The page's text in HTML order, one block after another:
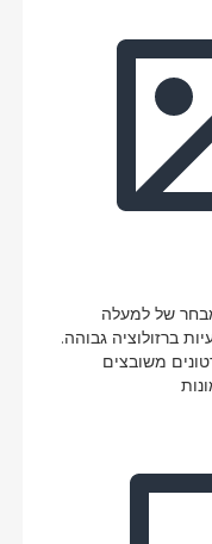
של למעלה
ברזולוציה גבוהה.
משובצים